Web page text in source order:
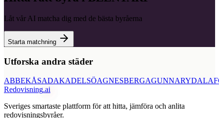
Låt vår AI matcha dig med de bästa byråerna
Starta matchning
Utforska andra städer
ABBEKÅSADAKADELSÖAGNESBERGAGUNNARYD
Redovisning.ai
Sveriges smartaste plattform för att hitta, jämföra och anlita
redovisningsbyråer.